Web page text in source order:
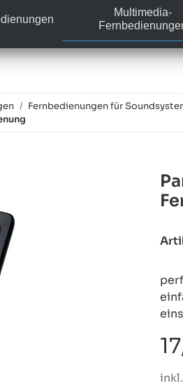
Multimedia-
Fernbedienungen für